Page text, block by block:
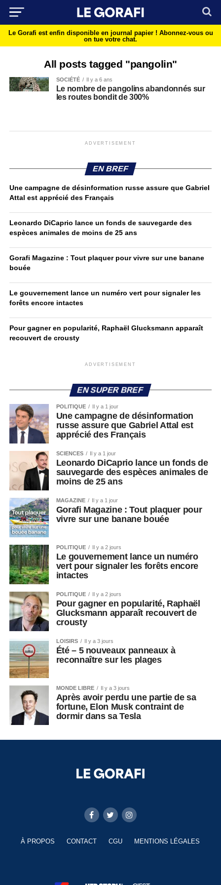
Le Gorafi est enfin disponible en journal papier ! Abonnez-vous ou
on tue votre chat.
All posts tagged "pangolin"
SOCIÉTÉ Il y a 6 ans
Le nombre de pangolins abandonnés sur
les routes bondit de 300%
ADVERTISEMENT
EN BREF
Une campagne de désinformation russe assure que Gabriel
Attal est apprécié des Français
Leonardo DiCaprio lance un fonds de sauvegarde des
espèces animales de moins de 25 ans
Gorafi Magazine : Tout plaquer pour vivre sur une banane
bouée
Le gouvernement lance un numéro vert pour signaler les
forêts encore intactes
Pour gagner en popularité, Raphaël Glucksmann apparaît
recouvert de crousty
ADVERTISEMENT
EN SUPER BREF
POLITIQUE Il y a 1 jour
Une campagne de désinformation
russe assure que Gabriel Attal est
apprécié des Français
SCIENCES Il y a 1 jour
Leonardo DiCaprio lance un fonds de
sauvegarde des espèces animales de
moins de 25 ans
MAGAZINE Il y a 1 jour
Gorafi Magazine : Tout plaquer pour
vivre sur une banane bouée
POLITIQUE Il y a 2 jours
Le gouvernement lance un numéro
vert pour signaler les forêts encore
intactes
POLITIQUE Il y a 2 jours
Pour gagner en popularité, Raphaël
Glucksmann apparaît recouvert de
crousty
LOISIRS Il y a 3 jours
Été – 5 nouveaux panneaux à
reconnaître sur les plages
MONDE LIBRE Il y a 3 jours
Après avoir perdu une partie de sa
fortune, Elon Musk contraint de
dormir dans sa Tesla
À PROPOS CONTACT CGU MENTIONS LÉGALES